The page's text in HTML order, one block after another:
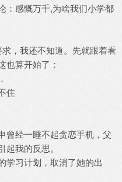
：感慨万千,为啥我们小学都
，我还不知道。先就跟着看
也算开始了：
住
曾经一睡不起贪恋手机，父
起我的反思。
学习计划，取消了她的出